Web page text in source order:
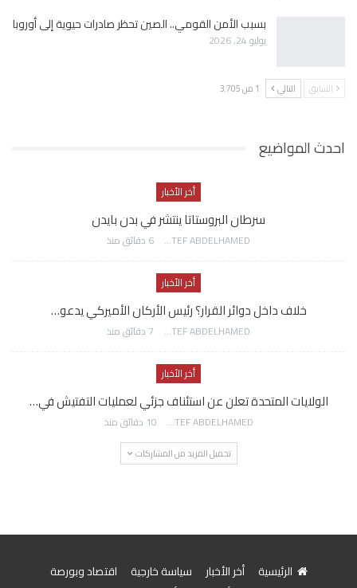
بسبب الأمن القومي.. الصين تحظر صادرات حيوية إلى أوروبا
يوليو 24, 2026
السابق التالي 1 من 3٬705
احدث المواضيع
أخر الأخبار
سرطان البروستاتا ينتشر في بدن بايدن
AWATEF ABDELHAMED 6 دقائق منذ
أخر الأخبار
خلاف داخل دوائر القرار؟ رئيس الأركان الأميركي يدعو…
AWATEF ABDELHAMED 7 دقائق منذ
أخر الأخبار
الولايات المتحدة تعلن عن استئناف جزئي لعمليات التفتيش في…
AWATEF ABDELHAMED 10 دقائق منذ
تحميل المزيد من المشاركات
الرئيسية أخر الأخبار سياسة خارجية
اقتصاد وبورصة